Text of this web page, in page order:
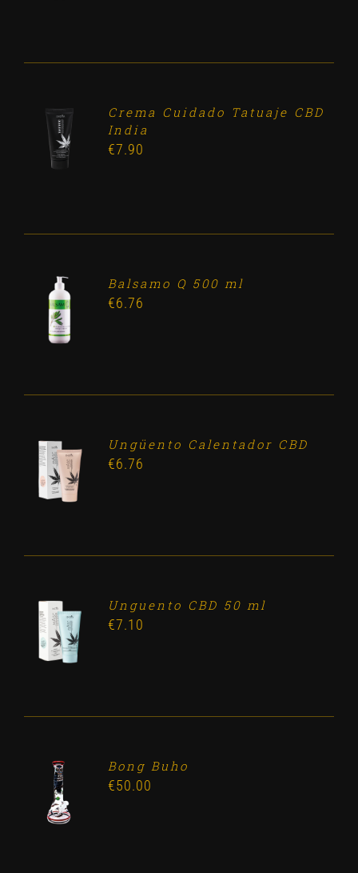
ADD TO
CART
/
DETALLES
Crema Cuidado Tatuaje CBD
India
€7.90
ADD TO
CART
/
DETALLES
Balsamo Q 500 ml
€6.76
ADD TO
CART
/
DETALLES
Ungüento Calentador CBD
€6.76
ADD TO
CART
/
DETALLES
Unguento CBD 50 ml
€7.10
ADD TO
CART
/
DETALLES
Bong Buho
€50.00